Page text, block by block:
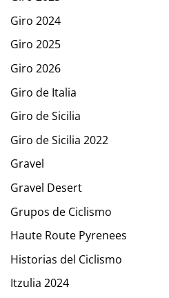
Giro 2024
Giro 2025
Giro 2026
Giro de Italia
Giro de Sicilia
Giro de Sicilia 2022
Gravel
Gravel Desert
Grupos de Ciclismo
Haute Route Pyrenees
Historias del Ciclismo
Itzulia 2024